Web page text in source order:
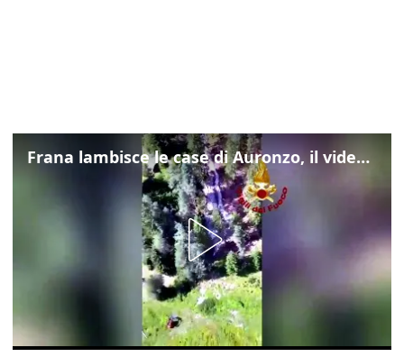
Frana lambisce le case di Auronzo, il video dall'elicottero dei vigili del fuoco